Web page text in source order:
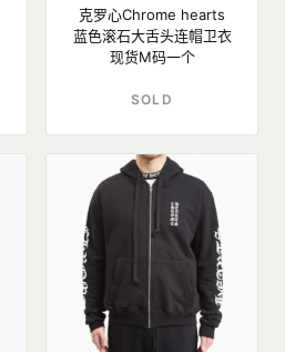
克罗心Chrome hearts
蓝色滚石大舌头连帽卫衣
现货M码一个
SOLD